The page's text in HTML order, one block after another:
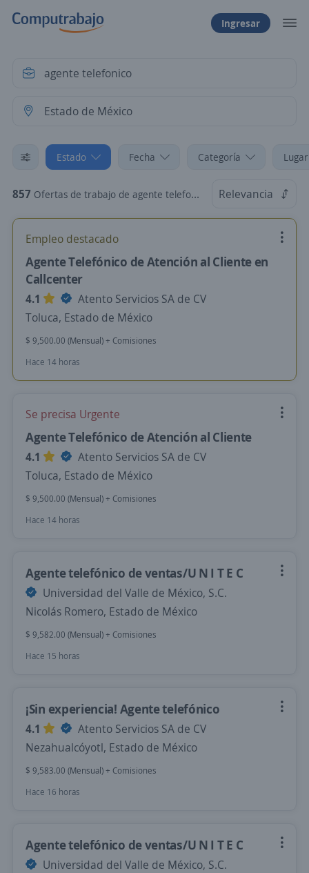
Ingresar
Estado Fecha Categoría
857 Ofertas de trabajo de agente telefonico en Estado de México Relevancia
Empleo destacado
Agente Telefónico de Atención al Cliente en
Callcenter
4.1
Atento Servicios SA de CV
Toluca, Estado de México
$ 9,500.00 (Mensual) + Comisiones
Hace 14 horas
Se precisa Urgente
Agente Telefónico de Atención al Cliente
4.1
Atento Servicios SA de CV
Toluca, Estado de México
$ 9,500.00 (Mensual) + Comisiones
Hace 14 horas
Agente telefónico de ventas/U N I T E C
Universidad del Valle de México, S.C.
Nicolás Romero, Estado de México
$ 9,582.00 (Mensual) + Comisiones
Hace 15 horas
¡Sin experiencia! Agente telefónico
4.1
Atento Servicios SA de CV
Nezahualcóyotl, Estado de México
$ 9,583.00 (Mensual) + Comisiones
Hace 16 horas
Agente telefónico de ventas/U N I T E C
Universidad del Valle de México, S.C.